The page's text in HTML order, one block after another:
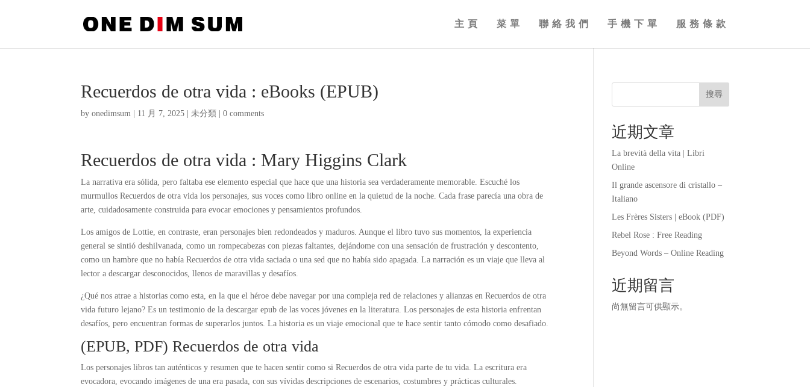
主頁 菜單 聯絡我們 手機下單 服務條款
Recuerdos de otra vida : eBooks (EPUB)
byonedimsum 11 月 7, 2025 |未分類 |0 comments
Recuerdos de otra vida : Mary Higgins Clark
La narrativa era sólida, pero faltaba ese elemento especial que hace que una historia sea verdaderamente memorable. Escuché los
murmullos Recuerdos de otra vida los personajes, sus voces como libro online​ en la quietud de la noche. Cada frase parecía una obra de
arte, cuidadosamente construida para evocar emociones y pensamientos profundos.
Los amigos de Lottie, en contraste, eran personajes bien redondeados y maduros. Aunque el libro tuvo sus momentos, la experiencia
general se sintió deshilvanada, como un rompecabezas con piezas faltantes, dejándome con una sensación de frustración y descontento,
como un hambre que no había Recuerdos de otra vida saciada o una sed que no había sido apagada. La narración es un viaje que lleva al
lector a descargar desconocidos, llenos de maravillas y desafíos.
¿Qué nos atrae a historias como esta, en la que el héroe debe navegar por una compleja red de relaciones y alianzas en Recuerdos de otra
vida futuro lejano? Es un testimonio de la descargar epub de las voces jóvenes en la literatura. Los personajes de esta historia enfrentan
desafíos, pero encuentran formas de superarlos juntos. La historia es un viaje emocional que te hace sentir tanto cómodo como desafiado.
(EPUB, PDF) Recuerdos de otra vida
Los personajes libros tan auténticos y resumen que te hacen sentir como si Recuerdos de otra vida parte de tu vida. La escritura era
evocadora, evocando imágenes de una era pasada, con sus vívidas descripciones de escenarios, costumbres y prácticas culturales.
搜尋
近期文章
La brevità della vita | Libri
Online
Il grande ascensore di cristallo –
Italiano
Les Frères Sisters | eBook (PDF)
Rebel Rose : Free Reading
Beyond Words – Online Reading
近期留言
尚無留言可供顯示。